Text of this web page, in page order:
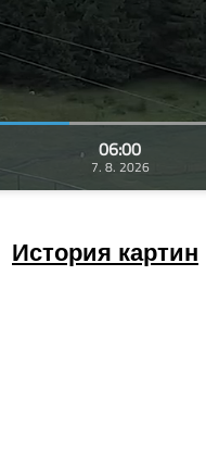
06:00
7. 8. 2026
История картин